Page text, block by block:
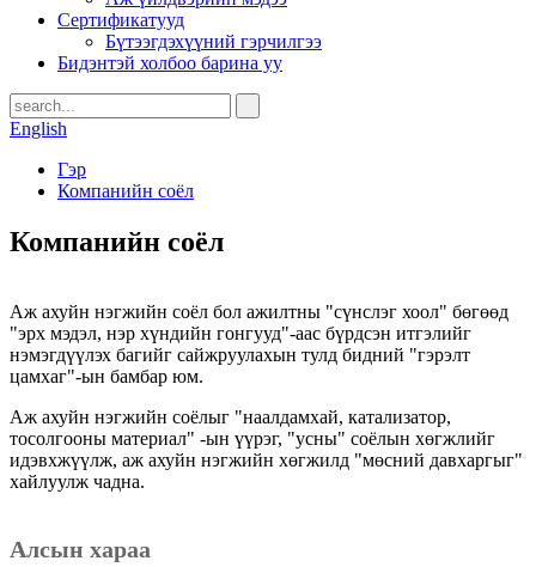
Сертификатууд
Бүтээгдэхүүний гэрчилгээ
Бидэнтэй холбоо барина уу
English
Гэр
Компанийн соёл
Компанийн соёл
Аж ахуйн нэгжийн соёл бол ажилтны "сүнслэг хоол" бөгөөд
"эрх мэдэл, нэр хүндийн гонгууд"-аас бүрдсэн итгэлийг
нэмэгдүүлэх багийг сайжруулахын тулд бидний "гэрэлт
цамхаг"-ын бамбар юм.
Аж ахуйн нэгжийн соёлыг "наалдамхай, катализатор,
тосолгооны материал" -ын үүрэг, "усны" соёлын хөгжлийг
идэвхжүүлж, аж ахуйн нэгжийн хөгжилд "мөсний давхаргыг"
хайлуулж чадна.
Алсын хараа